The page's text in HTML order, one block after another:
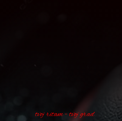
tvoj ritam - tvoj grad